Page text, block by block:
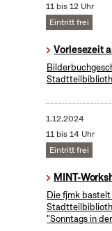
11 bis 12 Uhr
Eintritt frei
Vorlesezeit
1.12.2024
11 bis 14 Uhr
Eintritt frei
MINT-
Die fjmk
"Sonntags in